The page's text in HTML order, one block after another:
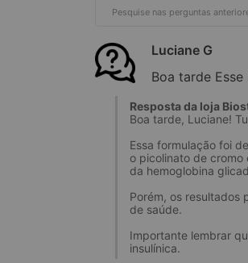
Referências Bibliográficas
Luciane G
Boa tarde
Resposta da loja
Boa tarde, Luciane!
Essa formulação foi
o picolinato de cromo
da hemoglobina
Porém, os resultados
de saúde.
Importante lembrar